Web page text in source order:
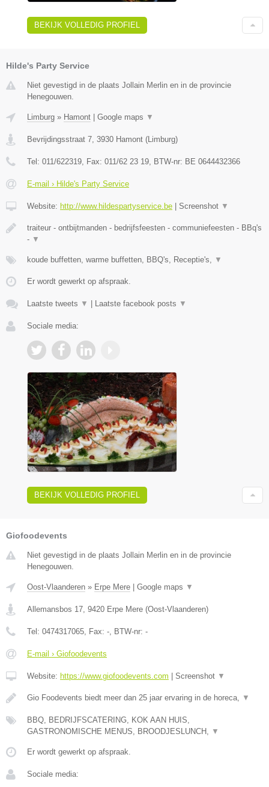
BEKIJK VOLLEDIG PROFIEL
Hilde's Party Service
Niet gevestigd in de plaats Jollain Merlin en in de provincie
Henegouwen.
Limburg » Hamont Google maps ▼
Bevrijdingsstraat 7 3930 Hamont ( Limburg)
Tel: 011/622319 , Fax: 011/62 23 19 , BTW-nr: BE 0644432366
E-mail › Hilde's Party Service
Website: http://www.hildespartyservice.be Screenshot ▼
traiteur - ontbijtmanden - bedrijfsfeesten - communiefeesten - BBq's
- ▼
koude buffetten, warme buffetten, BBQ's, Receptie's, ▼
Er wordt gewerkt op afspraak.
Laatste tweets ▼ Laatste facebook posts ▼
Sociale media:
BEKIJK VOLLEDIG PROFIEL
Giofoodevents
Niet gevestigd in de plaats Jollain Merlin en in de provincie
Henegouwen.
Oost-Vlaanderen » Erpe Mere | Google maps ▼
Allemansbos 17 9420 Erpe Mere (Oost-Vlaanderen)
Tel: 0474317065 , Fax: - , BTW-nr: -
E-mail › Giofoodevents
Website: https://www.giofoodevents.com | Screenshot ▼
Gio Foodevents biedt meer dan 25 jaar ervaring in de horeca, ▼
BBQ, BEDRIJFSCATERING, KOK AAN HUIS,
GASTRONOMISCHE MENUS, BROODJESLUNCH,
▼
Er wordt gewerkt op afspraak.
Sociale media: